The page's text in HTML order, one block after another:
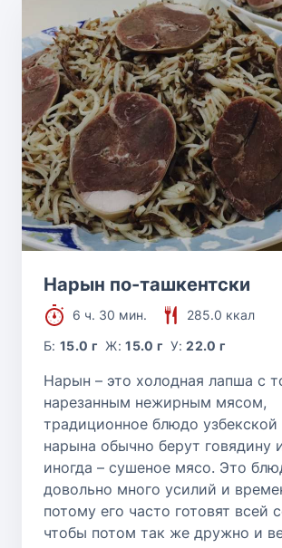
Нарын по-ташкентски
6 ч. 30 мин.
285.0 ккал
Б:15.0 г Ж:15.0 г У:22.0 г
Нарын – это холодная лапша с
нарезанным нежирным мясом,
традиционное блюдо узбекской
нарына обычно берут говядину
иногда – сушеное мясо. Это
довольно много усилий и
потому его часто готовят всей
чтобы потом так же дружно и